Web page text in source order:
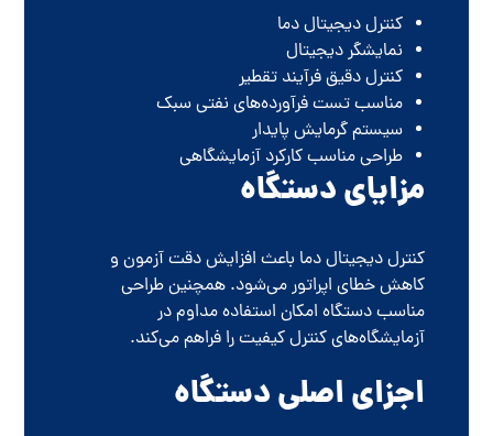
کنترل دیجیتال دما
نمایشگر دیجیتال
کنترل دقیق فرآیند تقطیر
مناسب تست فرآورده‌های نفتی سبک
سیستم گرمایش پایدار
طراحی مناسب کارکرد آزمایشگاهی
مزایای دستگاه
کنترل دیجیتال دما باعث افزایش دقت آزمون و
کاهش خطای اپراتور می‌شود. همچنین طراحی
مناسب دستگاه امکان استفاده مداوم در
آزمایشگاه‌های کنترل کیفیت را فراهم می‌کند.
اجزای اصلی دستگاه